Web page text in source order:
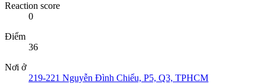
Reaction score
0
Điểm
36
Nơi ở
219-221 Nguyễn Đình Chiểu, P5, Q3, TPHCM